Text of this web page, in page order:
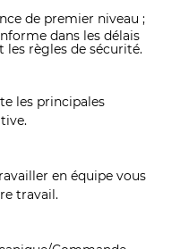
de premier niveau ;
dans les délais
règles de sécurité.
les principales
en équipe vous
travail.